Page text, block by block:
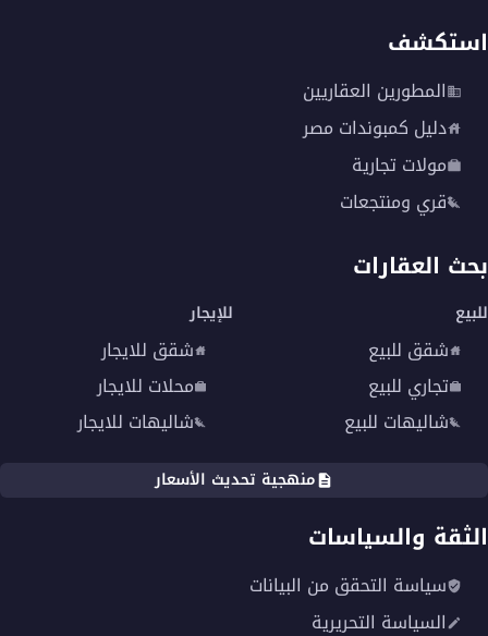
استكشف
المطورين العقاريين
دليل كمبوندات مصر
مولات تجارية
قري ومنتجعات
بحث العقارات
للبيع
شقق للبيع
تجاري للبيع
شاليهات للبيع
للإيجار
شقق للايجار
محلات للايجار
شاليهات للايجار
منهجية تحديث الأسعار
الثقة والسياسات
سياسة التحقق من البيانات
السياسة التحريرية